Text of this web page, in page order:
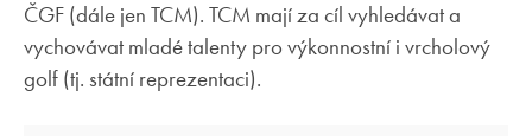
ČGF (dále jen TCM). TCM mají za cíl vyhledávata
vychovávat mladé talenty pro výkonnostní i vrcholový
golf (tj. státní reprezentaci).